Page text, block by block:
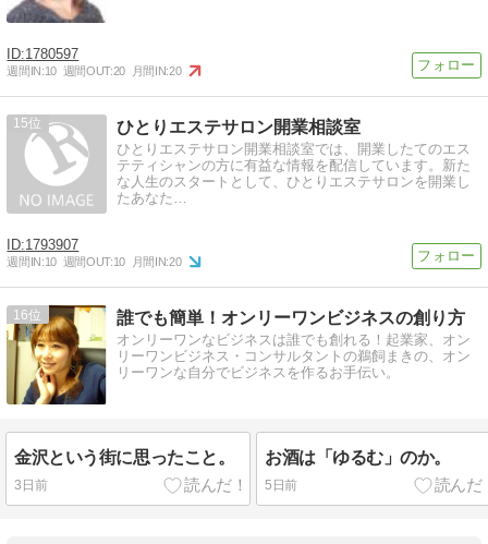
1780597
週間IN:10 週間OUT:20 月間IN:20
15 ひとりエステサロン開業相談室
ひとりエステサロン開業相談室では、開業したてのエス
テティシャンの方に有益な情報を配信しています。新た
な人生のスタートとして、ひとりエステサロンを開業し
たあなた…
1793907
週間IN:10 週間OUT:10 月間IN:20
16 誰でも簡単！オンリーワンビジネスの創り方
オンリーワンなビジネスは誰でも創れる！起業家、オン
リーワンビジネス・コンサルタントの鵜飼まきの、オン
リーワンな自分でビジネスを作るお手伝い。
金沢という街に思ったこと。
3日前
お酒は「ゆるむ」のか。
5日前